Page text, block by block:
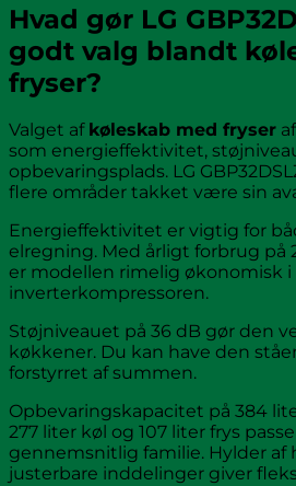
Hvad gør LG
godt valg blandt
fryser?
Valget af køleskab med fryser
som energieffektivitet,
opbevaringsplads. LG
flere områder takket være sin
Energieffektivitet er vigtig for
elregning. Med årligt forbrug på
er modellen rimelig økonomisk
inverterkompressoren.
Støjniveauet på 36 dB gør den
køkkener. Du kan have den
forstyrret af summen.
Opbevaringskapacitet på 384
277 liter køl og 107 liter frys
gennemsnitlig familie. Hylder af
justerbare inddelinger giver